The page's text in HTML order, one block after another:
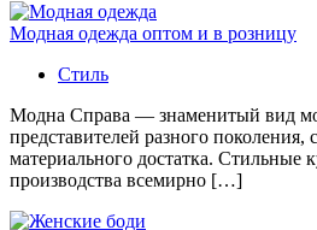
Модная одежда оптом и в розницу
Стиль
Модна Справа — знаменитый вид
представителей разного
материального достатка. Стильные
производства всемирно […]